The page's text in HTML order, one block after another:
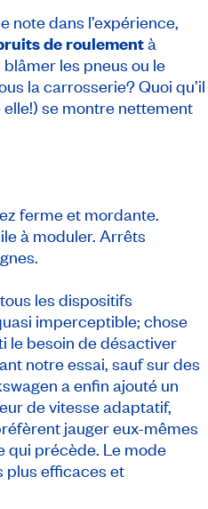
note dans l’expérience,
de roulementà
les pneus ou le
la carrosserie? Quoi qu’il
se montre nettement
ferme et mordante.
à moduler. Arrêts
tous les dispositifs
imperceptible; chose
le besoin de désactiver
notre essai, sauf sur des
a enfin ajouté un
de vitesse adaptatif,
jauger eux-mêmes
qui précède. Le mode
plus efficaces et